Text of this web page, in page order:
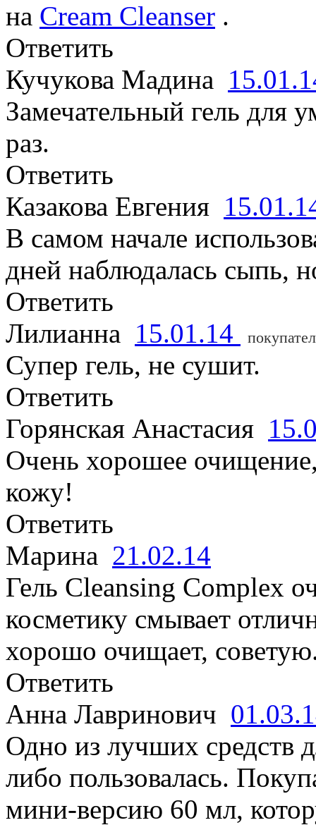
на Cream Cleanser .
Ответить
Кучукова Мадина
Замечательный гель для
раз.
Ответить
Казакова Евгения
В самом начале
дней наблюдалась сыпь,
Ответить
Лилианна 15.01.14
Супер гель, не сушит.
Ответить
Горянская Анастасия
Очень хорошее
кожу!
Ответить
Марина 21.02.14
Гель Cleansing Complex
косметику смывает
хорошо очищает,
Ответить
Анна Лавринович
Одно из лучших средств
либо пользовалась.
мини-версию 60 мл,